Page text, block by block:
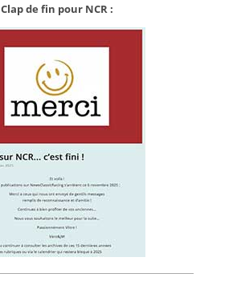
Clap de fin pour NCR :